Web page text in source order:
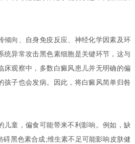
向、自身免疫反应、神经化学因素及环
统异常攻击黑色素细胞是关键环节，这与
床观察中，多数白癜风患儿并无明确的偏
孩子也会发病。因此，将白癜风简单归咎
童，偏食可能带来不利影响。例如，缺
碍黑色素合成;维生素不足可能影响皮肤健